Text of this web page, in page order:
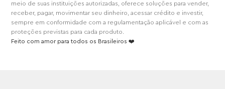
meio de suas instituições autorizadas, oferece soluções para vender,
receber, pagar, movimentar seu dinheiro, acessar crédito e investir,
sempre em conformidade com a regulamentação aplicável e com as
proteções previstas para cada produto.
Feito com amor para todos os Brasileiros ❤️